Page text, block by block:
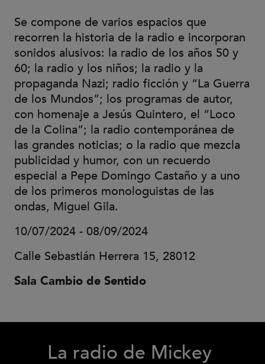
Se compone de varios espacios que
recorren la historia de la radio e incorporan
sonidos alusivos: la radio de los años 50 y
60; la radio y los niños; la radio y la
propaganda Nazi; radio ficción y “La Guerra
de los Mundos”; los programas de autor,
con homenaje a Jesús Quintero, el “Loco
de la Colina”; la radio contemporánea de
las grandes noticias; o la radio que mezcla
publicidad y humor, con un recuerdo
especial a Pepe Domingo Castaño y a uno
de los primeros monologuistas de las
ondas, Miguel Gila.
10/07/2024 - 08/09/2024
Calle Sebastián Herrera 15, 28012
Sala Cambio de Sentido
La radio de Mickey